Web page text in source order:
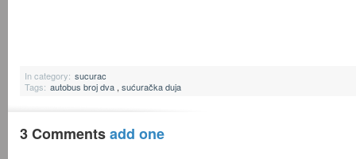
In category: sucurac
Tags: autobus broj dva , sućuračka duja
3 Commentsadd one